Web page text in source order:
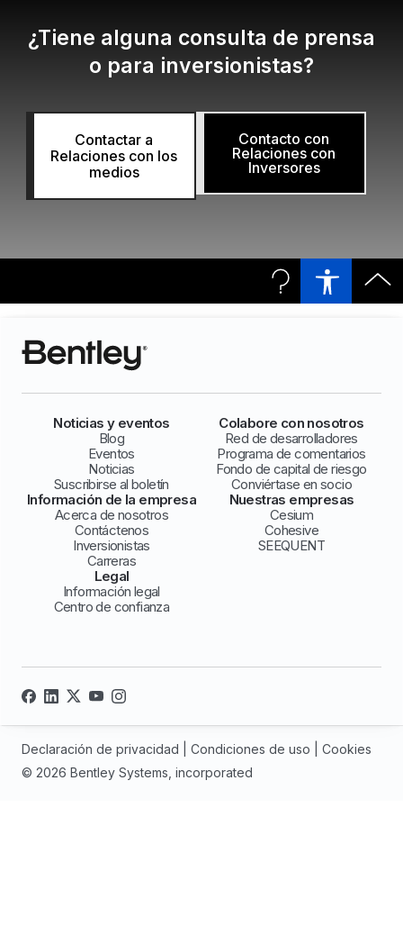
¿Tiene alguna consulta de prensa
o para inversionistas?
Contactar a
Relaciones con los
medios
Contacto con
Relaciones con
Inversores
Noticias y eventos
Blog
Eventos
Noticias
Suscribirse al boletín
Colabore con nosotros
Red de desarrolladores
Programa de comentarios
Fondo de capital de riesgo
Conviértase en socio
Información de la empresa
Acerca de nosotros
Contáctenos
Inversionistas
Carreras
Nuestras empresas
Cesium
Cohesive
SEEQUENT
Legal
Información legal
Centro de confianza
© 2026 Bentley Systems, incorporated
Declaración de privacidad Condiciones de uso Cookies